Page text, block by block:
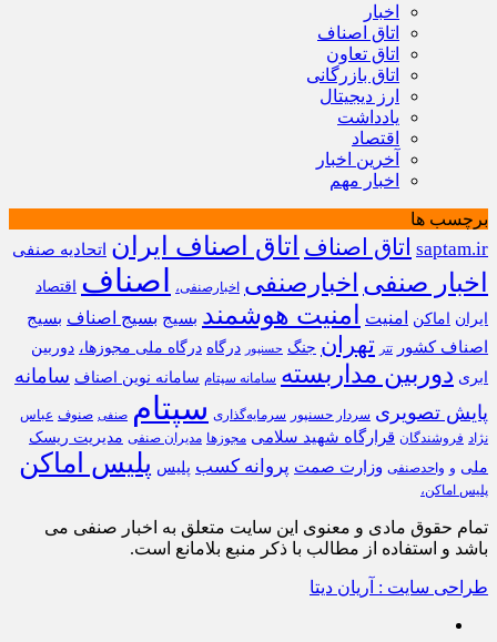
اخبار
اتاق اصناف
اتاق تعاون
اتاق بازرگانی
ارز دیجیتال
یادداشت
اقتصاد
آخرین اخبار
اخبار مهم
برچسب ها
saptam.ir اتاق اصناف اتاق اصناف ایران اتحادیه صنفی
اخبار صنفی اخبارصنفی اخبارصنفی، اصناف
اقتصاد
ایران
اماکن امنیت امنیت هوشمند بسیج بسیج اصناف بسیج
اصناف کشور
تتر تهران جنگ حسنپور درگاه درگاه ملی مجوزها، دوربین
ابری دوربین مداربسته سامانه سپتام سامانه نوین اصناف سامانه
پایش تصویری سردار حسنپور سرمایه‌گذاری سپتام صنفی صنوف عباس
نژاد فروشندگان قرارگاه شهید سلامی مجوزها مدیران صنفی مدیریت ریسک
ملی و واحدصنفی وزارت صمت پروانه کسب پلیس پلیس اماکن
پلیس اماکن،
تمام حقوق مادی و معنوی این سایت متعلق به اخبار صنفی می
باشد و استفاده از مطالب با ذکر منبع بلامانع است.
طراحی سایت : آریان دیتا